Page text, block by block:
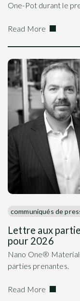
One-Pot durant le
Read More
communiqués de
Lettre aux
pour 2026
Nano One®
parties prenantes.
Read More